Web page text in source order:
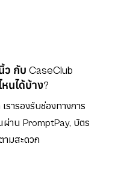
ว กับ CaseClub
นได้บ้าง?
ารองรับช่องทางการ
ผ่าน PromptPay, บัตร
ามสะดวก